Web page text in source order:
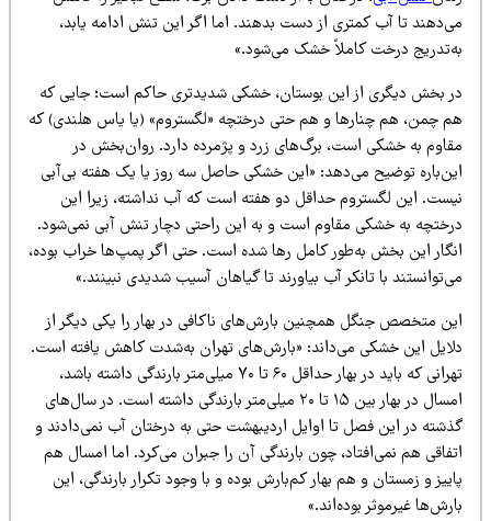
تا آب کمتری از دست بدهند. اما اگر این تنش ادامه یابد،
درخت کاملاً خشک می‌شود.»
بخش دیگری از این بوستان، خشکی شدیدتری حاکم است؛ جایی که
چمن، هم چنارها و هم حتی درختچه «لگستروم» (یا یاس هلندی) که
به خشکی است، برگ‌های زرد و پژمرده دارد. روان‌بخش در
توضیح می‌دهد: «این خشکی حاصل سه روز یا یک هفته بی‌آبی
این لگستروم حداقل دو هفته است که آب نداشته، زیرا این
به خشکی مقاوم است و به این راحتی دچار تنش آبی نمی‌شود.
این بخش به‌طور کامل رها شده است. حتی اگر پمپ‌ها خراب بوده،
با تانکر آب بیاورند تا گیاهان آسیب شدیدی نبینند.»
متخصص جنگل همچنین بارش‌های ناکافی در بهار را یکی دیگر از
این خشکی می‌داند: «بارش‌های تهران به‌شدت کاهش یافته است.
تهرانی که باید در بهار حداقل ۶۰ تا ۷۰ میلی‌متر بارندگی داشته باشد،
امسال در بهار بین ۱۵ تا ۲۰ میلی‌متر بارندگی داشته است. در سال‌های
در این فصل تا اوایل اردیبهشت حتی به درختان آب نمی‌دادند و
هم نمی‌افتاد، چون بارندگی آن را جبران می‌کرد. اما امسال هم
و زمستان و هم بهار کم‌بارش بوده و با وجود تکرار بارندگی، این
غیرموثر بوده‌اند.»